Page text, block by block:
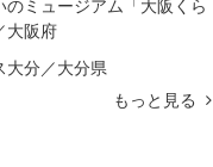
のミュージアム「大阪くら
大阪府
大分／大分県
もっと見る